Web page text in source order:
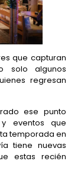
que capturan
solo algunos
regresan
ese punto
eventos que
temporada en
tiene nuevas
estas recién